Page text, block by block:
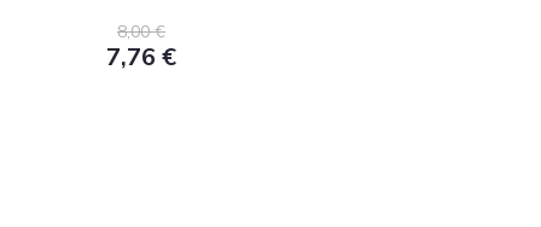
8,00 €
7,76 €